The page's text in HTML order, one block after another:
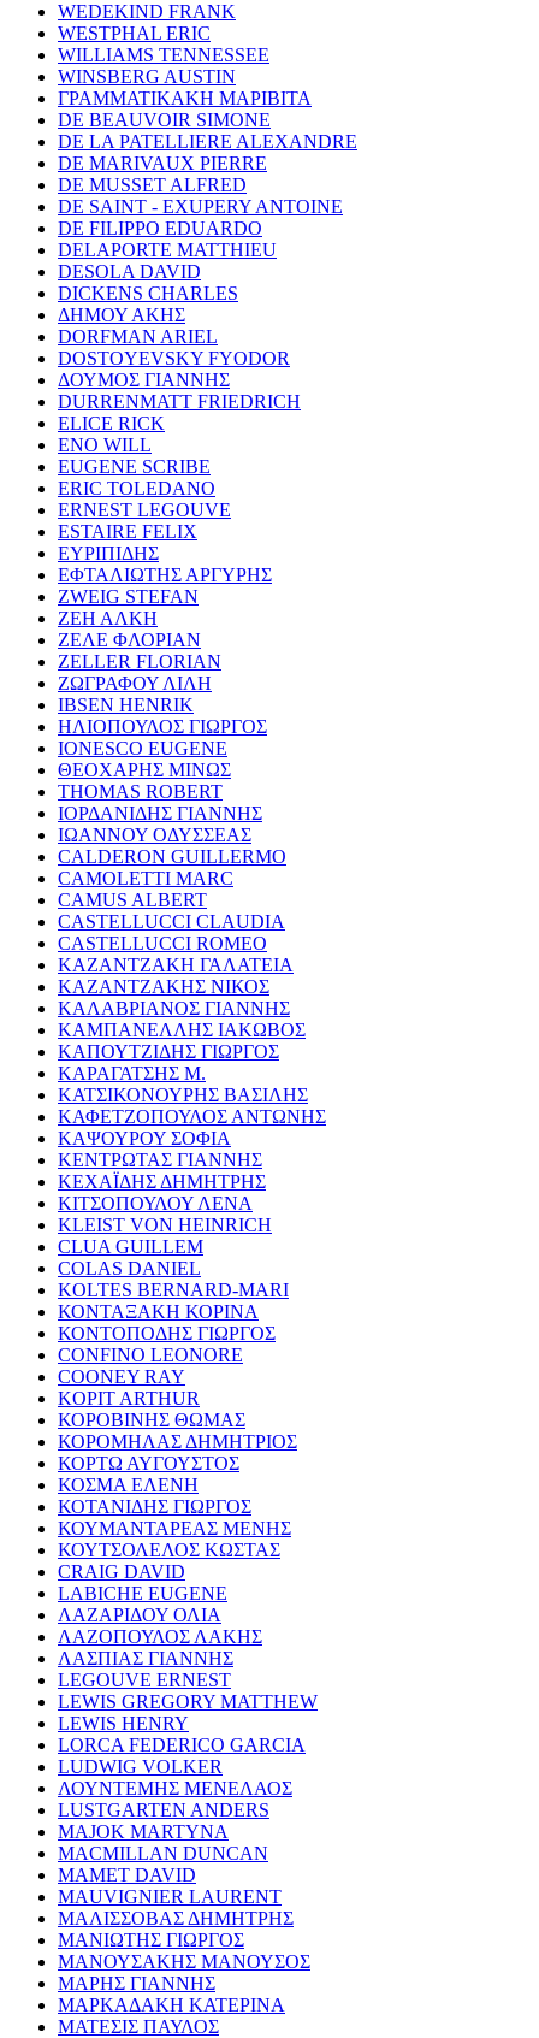
WEDEKIND FRANK
WESTPHAL ERIC
WILLIAMS TENNESSEE
WINSBERG AUSTIN
ΓΡΑΜΜΑΤΙΚΑΚΗ ΜΑΡΙΒΙΤΑ
DE BEAUVOIR SIMONE
DE LA PATELLIERE ALEXANDRE
DE MARIVAUX PIERRE
DE MUSSET ALFRED
DE SAINT - EXUPERY ANTOINE
DE FILIPPO EDUARDO
DELAPORTE MATTHIEU
DESOLA DAVID
DICKENS CHARLES
ΔΗΜΟΥ ΑΚΗΣ
DORFMAN ARIEL
DOSTOYEVSKY FYODOR
ΔΟΥΜΟΣ ΓΙΑΝΝΗΣ
DURRENMATT FRIEDRICH
ELICE RICK
ENO WILL
EUGENE SCRIBE
ERIC TOLEDANO
ERNEST LEGOUVE
ESTAIRE FELIX
ΕΥΡΙΠΙΔΗΣ
ΕΦΤΑΛΙΩΤΗΣ ΑΡΓΥΡΗΣ
ZWEIG STEFAN
ΖΕΗ ΑΛΚΗ
ΖΕΛΕ ΦΛΟΡΙΑΝ
ZELLER FLORIAN
ΖΩΓΡΑΦΟΥ ΛΙΛΗ
IBSEN HENRIK
ΗΛΙΟΠΟΥΛΟΣ ΓΙΩΡΓΟΣ
IONESCO EUGENE
ΘΕΟΧΑΡΗΣ ΜΙΝΩΣ
THOMAS ROBERT
ΙΟΡΔΑΝΙΔΗΣ ΓΙΑΝΝΗΣ
ΙΩΑΝΝΟΥ ΟΔΥΣΣΕΑΣ
CALDERON GUILLERMO
CAMOLETTI MARC
CAMUS ALBERT
CASTELLUCCI CLAUDIA
CASTELLUCCI ROMEO
ΚΑΖΑΝΤΖΑΚΗ ΓΑΛΑΤΕΙΑ
ΚΑΖΑΝΤΖΑΚΗΣ ΝΙΚΟΣ
ΚΑΛΑΒΡΙΑΝΟΣ ΓΙΑΝΝΗΣ
ΚΑΜΠΑΝΕΛΛΗΣ ΙΑΚΩΒΟΣ
ΚΑΠΟΥΤΖΙΔΗΣ ΓΙΩΡΓΟΣ
ΚΑΡΑΓΑΤΣΗΣ Μ.
ΚΑΤΣΙΚΟΝΟΥΡΗΣ ΒΑΣΙΛΗΣ
ΚΑΦΕΤΖΟΠΟΥΛΟΣ ΑΝΤΩΝΗΣ
ΚΑΨΟΥΡΟΥ ΣΟΦΙΑ
ΚΕΝΤΡΩΤΑΣ ΓΙΑΝΝΗΣ
ΚΕΧΑΪΔΗΣ ΔΗΜΗΤΡΗΣ
ΚΙΤΣΟΠΟΥΛΟΥ ΛΕΝΑ
KLEIST VON HEINRICH
CLUA GUILLEM
COLAS DANIEL
KOLTES BERNARD-MARI
ΚΟΝΤΑΞΑΚΗ ΚΟΡΙΝΑ
ΚΟΝΤΟΠΟΔΗΣ ΓΙΩΡΓΟΣ
CONFINO LEONORE
COONEY RAY
KOPIT ARTHUR
ΚΟΡΟΒΙΝΗΣ ΘΩΜΑΣ
ΚΟΡΟΜΗΛΑΣ ΔΗΜΗΤΡΙΟΣ
ΚΟΡΤΩ ΑΥΓΟΥΣΤΟΣ
ΚΟΣΜΑ ΕΛΕΝΗ
ΚΟΤΑΝΙΔΗΣ ΓΙΩΡΓΟΣ
ΚΟΥΜΑΝΤΑΡΕΑΣ ΜΕΝΗΣ
ΚΟΥΤΣΟΛΕΛΟΣ ΚΩΣΤΑΣ
CRAIG DAVID
LABICHE EUGENE
ΛΑΖΑΡΙΔΟΥ ΟΛΙΑ
ΛΑΖΟΠΟΥΛΟΣ ΛΑΚΗΣ
ΛΑΣΠΙΑΣ ΓΙΑΝΝΗΣ
LEGOUVE ERNEST
LEWIS GREGORY MATTHEW
LEWIS HENRY
LORCA FEDERICO GARCIA
LUDWIG VOLKER
ΛΟΥΝΤΕΜΗΣ ΜΕΝΕΛΑΟΣ
LUSTGARTEN ANDERS
MAJOK MARTYNA
MACMILLAN DUNCAN
MAMET DAVID
MAUVIGNIER LAURENT
ΜΑΛΙΣΣΟΒΑΣ ΔΗΜΗΤΡΗΣ
ΜΑΝΙΩΤΗΣ ΓΙΩΡΓΟΣ
ΜΑΝΟΥΣΑΚΗΣ ΜΑΝΟΥΣΟΣ
ΜΑΡΗΣ ΓΙΑΝΝΗΣ
ΜΑΡΚΑΔΑΚΗ ΚΑΤΕΡΙΝΑ
ΜΑΤΕΣΙΣ ΠΑΥΛΟΣ